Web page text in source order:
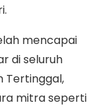
mencapai
di seluruh
Tertinggal,
mitra seperti